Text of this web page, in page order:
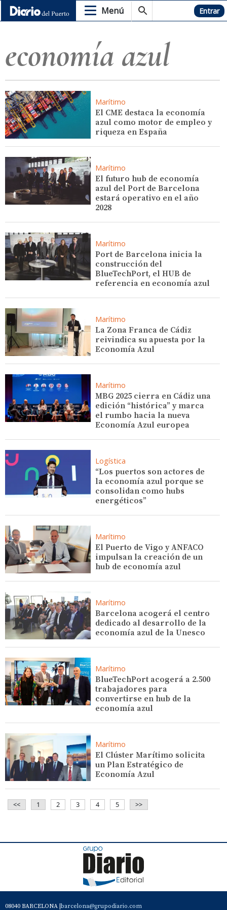
Menú Hemeroteca Entrar
economía azul
Marítimo
El CME destaca la economía
azul como motor de empleo y
riqueza en España
Marítimo
El futuro hub de economía
azul del Port de Barcelona
estará operativo en el año
2028
Marítimo
Port de Barcelona inicia la
construcción del
BlueTechPort, el HUB de
referencia en economía azul
Marítimo
La Zona Franca de Cádiz
reivindica su apuesta por la
Economía Azul
Marítimo
MBG 2025 cierra en Cádiz una
edición “histórica” y marca
el rumbo hacia la nueva
Economía Azul europea
Logística
“Los puertos son actores de
la economía azul porque se
consolidan como hubs
energéticos”
Marítimo
El Puerto de Vigo y ANFACO
impulsan la creación de un
hub de economía azul
Marítimo
Barcelona acogerá el centro
dedicado al desarrollo de la
economía azul de la Unesco
Marítimo
BlueTechPort acogerá a 2.500
trabajadores para
convertirse en hub de la
economía azul
Marítimo
El Clúster Marítimo solicita
un Plan Estratégico de
Economía Azul
<< 1 2 3 4 5 >>
08040 BARCELONA | barcelona@grupodiario.com